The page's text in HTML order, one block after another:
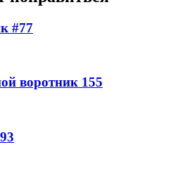
#77
воротник 155